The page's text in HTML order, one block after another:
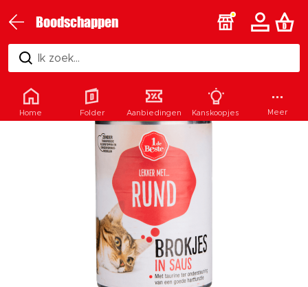
Boodschappen
Ik zoek...
Home Folder Aanbiedingen Kanskoopjes Meer